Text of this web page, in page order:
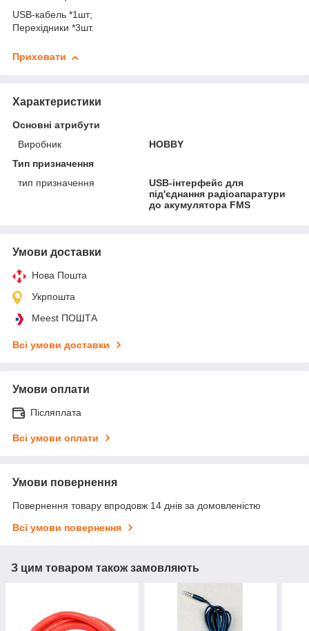
USB-кабель *1шт;
Перехідники *3шт.
Приховати
Характеристики
Основні атрибути
Виробник
HOBBY
Тип призначення
тип призначення
USB-інтерфейс для
під'єднання радіоапаратури
до акумулятора FMS
Умови доставки
Нова Пошта
Укрпошта
Meest ПОШТА
Всі умови доставки
Умови оплати
Післяплата
Всі умови оплати
Умови повернення
Повернення товару впродовж 14 днів за домовленістю
Всі умови повернення
З цим товаром також замовляють